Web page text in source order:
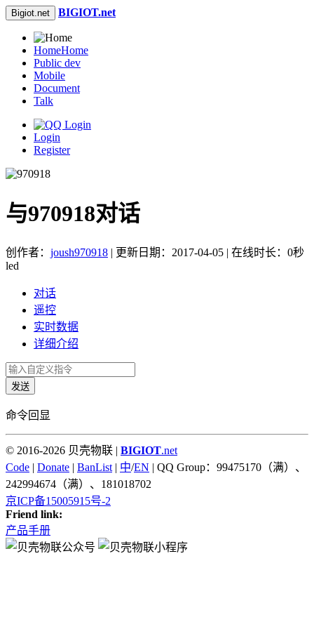
Bigiot.net BIGIOT.net
HomeHome
Public dev
Mobile
Document
Talk
Login
Register
与970918对话
创作者： joush970918 | 更新日期：2017-04-05 | 在线时长：0秒
led
对话
遥控
实时数据
详细介绍
发送
命令回显
© 2016-2026 贝壳物联 | BIGIOT.net
Code | Donate | BanList | 中/EN | QQ Group：99475170（满）、
242994674（满）、181018702
京ICP备15005915号-2
Friend link:
产品手册